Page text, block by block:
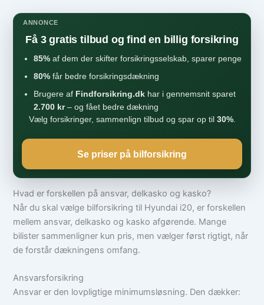
ANNONCE
Få 3 gratis tilbud og find en billig forsikring
85% af dem der skifter forsikringsselskab, sparer penge
80% får bedre forsikringsdækning
Brugere af Findforsikring.dk har i gennemsnit sparet
2.700 kr– og fået bedre dækning
Vælg forsikringer, sammenlign tilbud og spar op til 30%.
Se priser på bilforsikring
Hvad er forskellen på ansvar, delkasko og kasko?
Når du skal vælge bilforsikring til Hyundai i20, er forskellen
mellem ansvar, delkasko og kasko afgørende. Mange
bilister sammenligner kun pris, men vælger først rigtigt, når
de forstår dækningens omfang.
Ansvarsforsikring
Ansvar er den lovpligtige minimumsløsning. Den dækker: